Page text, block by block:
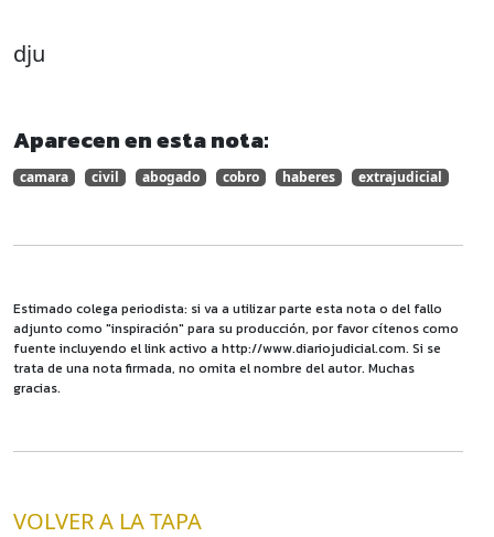
dju
Aparecen en esta nota:
camara civil abogado cobro haberes extrajudicial
Estimado colega periodista: si va a utilizar parte esta nota o del fallo
adjunto como "inspiración" para su producción, por favor cítenos como
fuente incluyendo el link activo a http://www.diariojudicial.com. Si se
trata de una nota firmada, no omita el nombre del autor. Muchas
gracias.
VOLVER A LA TAPA